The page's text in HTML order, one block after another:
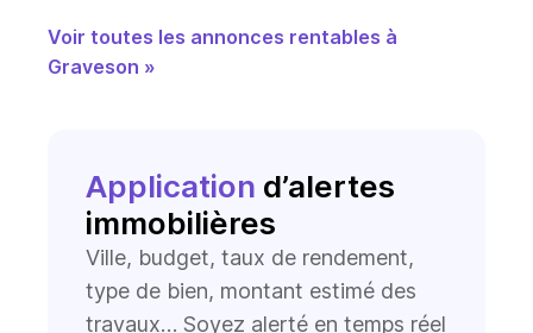
Voir toutes les annonces rentables à
Graveson »
Application d’alertes
immobilières
Ville, budget, taux de rendement,
type de bien, montant estimé des
travaux… Soyez alerté en temps réel